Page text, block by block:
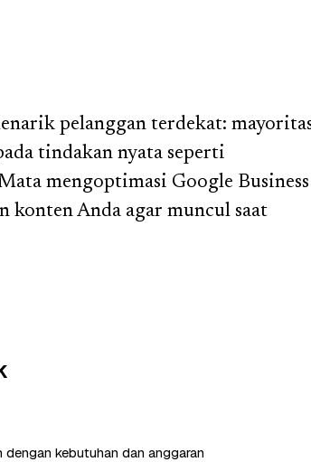
pelanggan terdekat:
tindakan nyata seperti
mengoptimasi Google Business
konten Anda agar muncul saat
kebutuhan dan anggaran